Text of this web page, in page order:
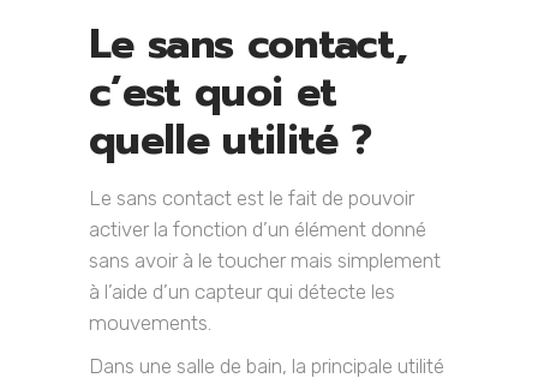
Le sans contact,
c’est quoi et
quelle utilité ?
Le sans contact est le fait de pouvoir
activer la fonction d’un élément donné
sans avoir à le toucher mais simplement
à l’aide d’un capteur qui détecte les
mouvements.
Dans une salle de bain, la principale utilité